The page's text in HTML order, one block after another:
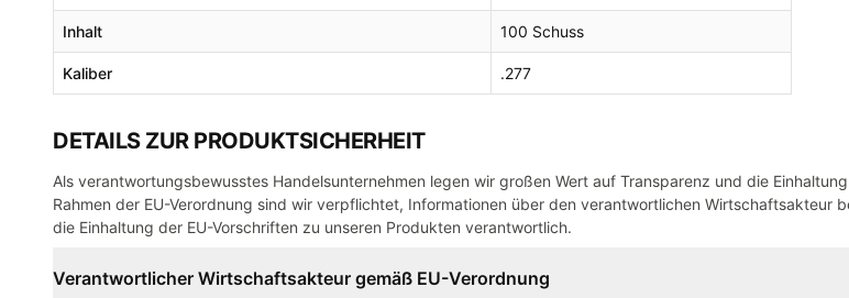
Inhalt 100 Schuss
Kaliber .277
DETAILS ZUR PRODUKTSICHERHEIT
Als verantwortungsbewusstes Handelsunternehmen legen wir großen Wert auf Transparenz und die
Rahmen der EU-Verordnung sind wir verpflichtet, Informationen über den verantwortlichen Wirtschaftsakteur
die Einhaltung der EU-Vorschriften zu unseren Produkten verantwortlich.
Verantwortlicher Wirtschaftsakteur gemäß EU-Verordnung